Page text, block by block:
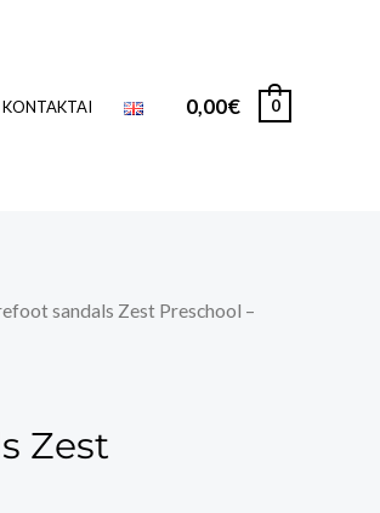
KONTAKTAI 0,00€ 0
sandals Zest Preschool –
Zest